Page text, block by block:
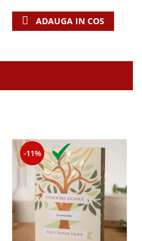
ADAUGA IN COS
-11%